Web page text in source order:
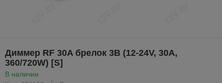
Диммер RF 30A брелок 3B (12-24V, 30А,
360/720W) [S]
В наличии